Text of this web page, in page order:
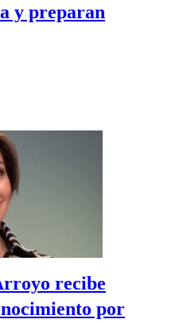
y preparan
recibe
por